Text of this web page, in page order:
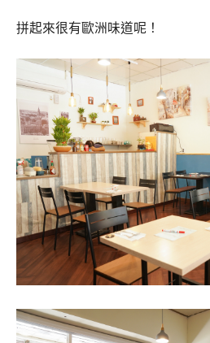
拼起來很有歐洲味道呢！